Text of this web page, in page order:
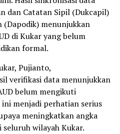
dan Catatan Sipil (Dukcapil)
(Dapodik) menunjukkan
di Kukar yang belum
formal.
Pujianto,
verifikasi data menunjukkan
belum mengikuti
menjadi perhatian serius
meningkatkan angka
seluruh wilayah Kukar.